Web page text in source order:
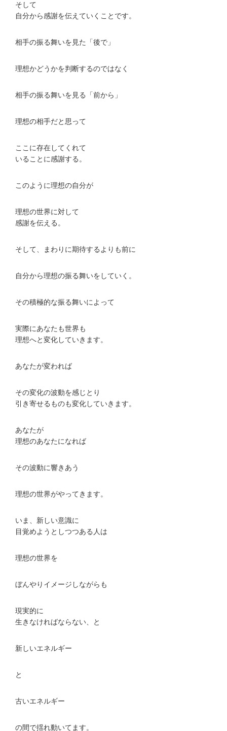
そして
自分から感謝を伝えていくことです。
相手の振る舞いを見た「後で」
理想かどうかを判断するのではなく
相手の振る舞いを見る「前から」
理想の相手だと思って
ここに存在してくれて
いることに感謝する。
このように理想の自分が
理想の世界に対して
感謝を伝える。
そして、まわりに期待するよりも前に
自分から理想の振る舞いをしていく。
その積極的な振る舞いによって
実際にあなたも世界も
理想へと変化していきます。
あなたが変われば
その変化の波動を感じとり
引き寄せるものも変化していきます。
あなたが
理想のあなたになれば
その波動に響きあう
理想の世界がやってきます。
いま、新しい意識に
目覚めようとしつつある人は
理想の世界を
ぼんやりイメージしながらも
現実的に
生きなければならない、と
新しいエネルギー
と
古いエネルギー
の間で揺れ動いてます。